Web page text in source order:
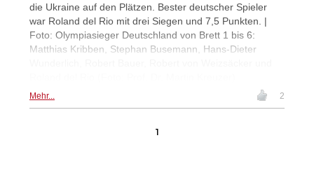
die Ukraine auf den Plätzen. Bester deutscher Spieler
war Roland del Rio mit drei Siegen und 7,5 Punkten. |
Foto: Olympiasieger Deutschland von Brett 1 bis 6:
Matthias Kribben, Stephan Busemann, Hans-Dieter
Mehr... 2
1